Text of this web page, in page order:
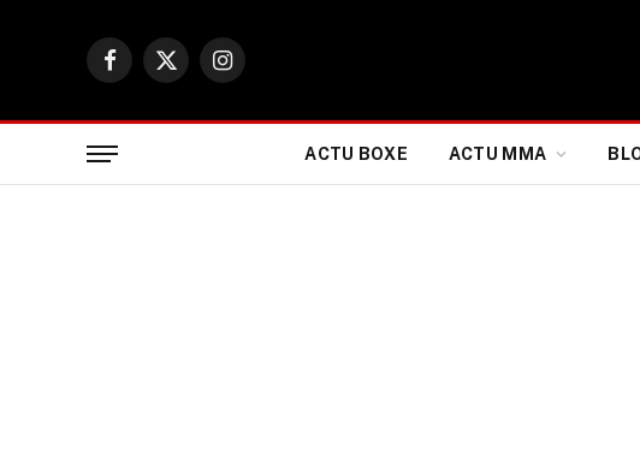
Facebook
X
Instagram
ACTU BOXE ACTU MMA